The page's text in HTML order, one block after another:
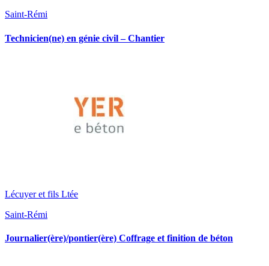
Saint-Rémi
Technicien(ne) en génie civil – Chantier
Lécuyer et fils Ltée
Saint-Rémi
Journalier(ère)/pontier(ère) Coffrage et finition de béton